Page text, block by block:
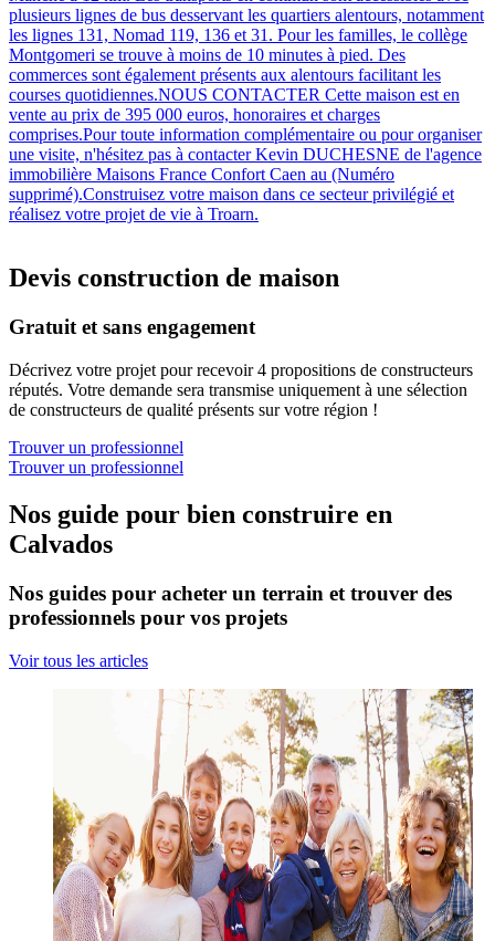
plusieurs lignes de bus desservant les quartiers alentours, notamment
les lignes 131, Nomad 119, 136 et 31. Pour les familles, le collège
Montgomeri se trouve à moins de 10 minutes à pied. Des
commerces sont également présents aux alentours facilitant les
courses quotidiennes.NOUS CONTACTER Cette maison est en
vente au prix de 395 000 euros, honoraires et charges
comprises.Pour toute information complémentaire ou pour organiser
une visite, n'hésitez pas à contacter Kevin DUCHESNE de l'agence
immobilière Maisons France Confort Caen au (Numéro
supprimé).Construisez votre maison dans ce secteur privilégié et
réalisez votre projet de vie à Troarn.
Devis construction de maison
Gratuit et sans engagement
Décrivez votre projet pour recevoir 4 propositions de constructeurs
réputés. Votre demande sera transmise uniquement à une sélection
de constructeurs de qualité présents sur votre région !
Trouver un professionnel
Trouver un professionnel
Nos guide pour bien construire en
Calvados
Nos guides pour acheter un terrain et trouver des
professionnels pour vos projets
Voir tous les articles